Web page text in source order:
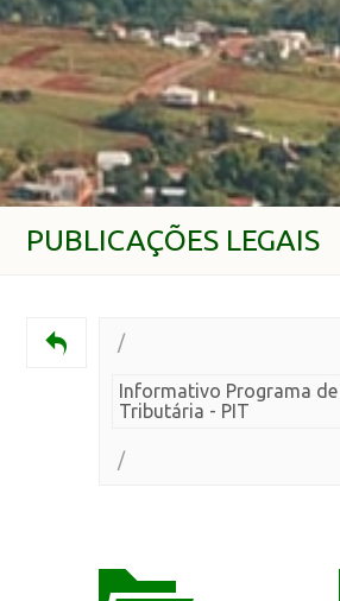
PUBLICAÇÕES LEGAIS
/
Informativo Programa
Tributária - PIT
/